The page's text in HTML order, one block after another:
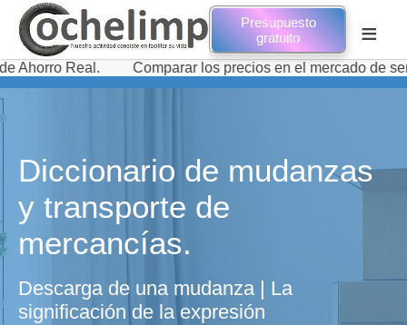
Presupuesto
gratuito
≡
Real. Comparar los precios en el mercado de servicios
Diccionario de mudanzas
y transporte de
mercancías.
Descarga de una mudanza | La
significación de la expresión